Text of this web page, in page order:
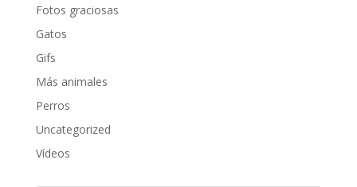
Fotos graciosas
Gatos
Gifs
Más animales
Perros
Uncategorized
Vídeos